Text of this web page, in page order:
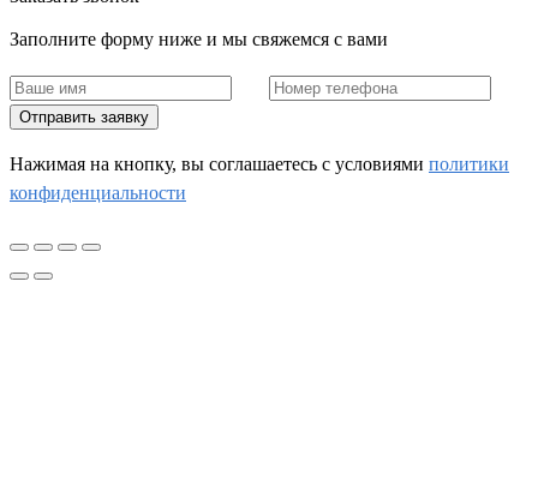
Заполните форму ниже и мы свяжемся с вами
Отправить заявку
Нажимая на кнопку, вы соглашаетесь c условиями политики
конфиденциальности